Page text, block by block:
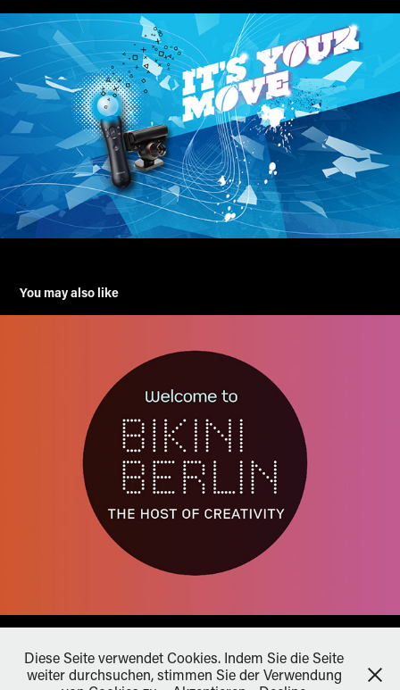
You may also like
2017
Diese Seite verwendet Cookies. Indem Sie die Seite
weiter durchsuchen, stimmen Sie der Verwendung